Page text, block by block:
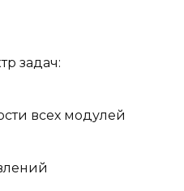
задач:
всех модулей